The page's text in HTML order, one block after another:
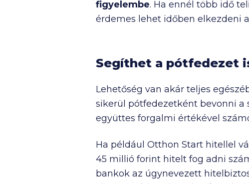
figyelembe. Ha ennél több idő
érdemes lehet időben elkezdeni
Segíthet a pótfedezet
Lehetőség van akár teljes
sikerül pótfedezetként bevonni a
együttes forgalmi értékével
Ha például Otthon Start hitellel
45 millió forint hitelt fog adni
bankok az úgynevezett